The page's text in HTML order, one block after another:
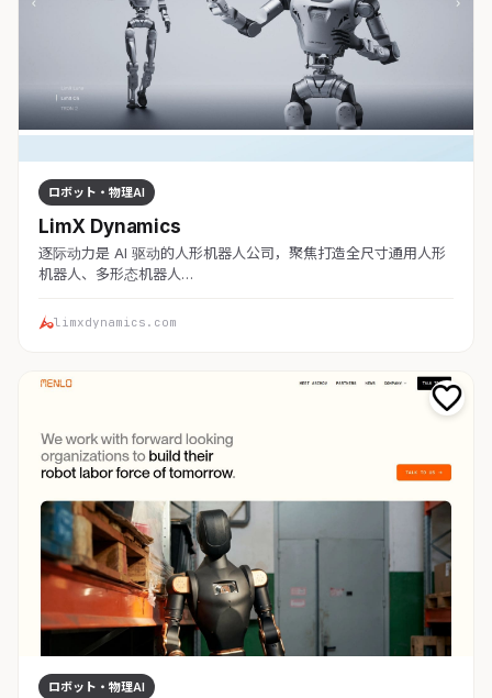
ロボット・物理AI
LimX Dynamics
逐际动力是 AI 驱动的人形机器人公司，聚焦打造全尺寸通用人形
机器人、多形态机器人…
limxdynamics.com
ロボット・物理AI